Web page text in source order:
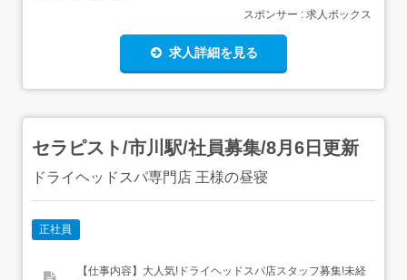
スポンサー : 求人ボックス
求人詳細を見る
セラピスト/市川駅/社員募集/8月6日更新
ドライヘッドスパ専門店 王様の昼寝
正社員
【仕事内容】大人気!ドライヘッドスパ店スタッフ募集!未経